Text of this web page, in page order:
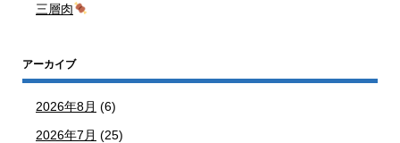
三層肉
アーカイブ
2026年8月 (6)
2026年7月 (25)